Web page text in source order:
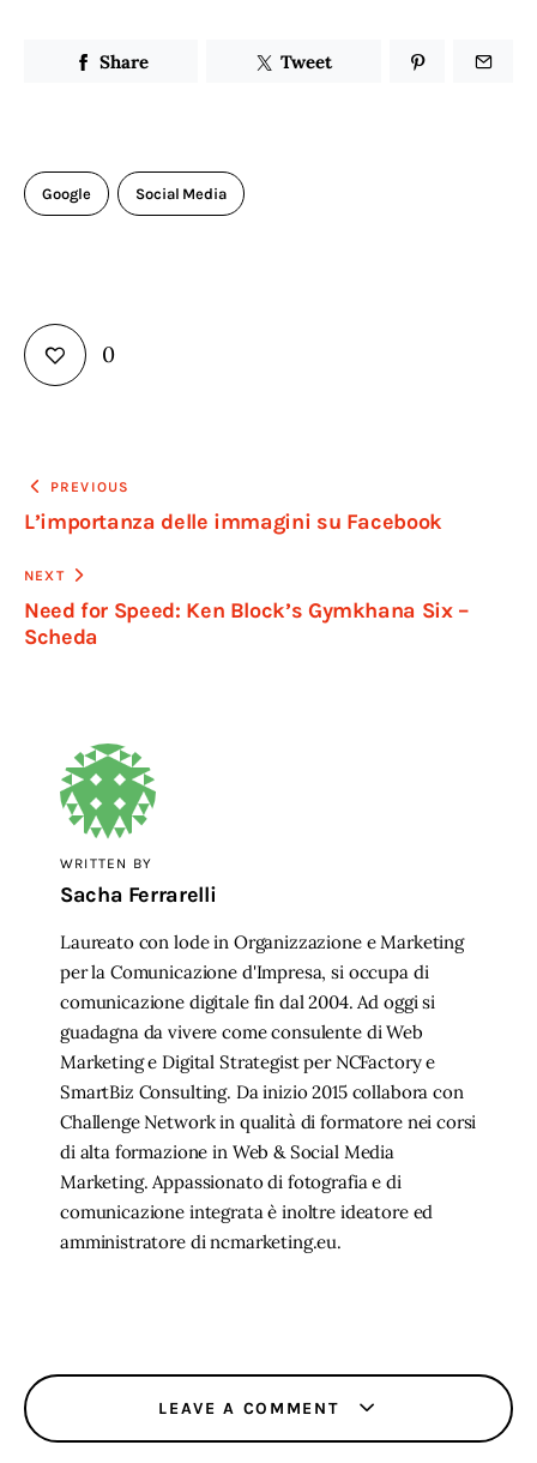
Share Tweet
Google Social Media
0
Navigazione
articoli
PREVIOUS
L’importanza delle immagini su Facebook
NEXT
Need for Speed: Ken Block’s Gymkhana Six –
Scheda
WRITTEN BY
Sacha Ferrarelli
Laureato con lode in Organizzazione e Marketing
per la Comunicazione d'Impresa, si occupa di
comunicazione digitale fin dal 2004. Ad oggi si
guadagna da vivere come consulente di Web
Marketing e Digital Strategist per NCFactory e
SmartBiz Consulting. Da inizio 2015 collabora con
Challenge Network in qualità di formatore nei corsi
di alta formazione in Web & Social Media
Marketing. Appassionato di fotografia e di
comunicazione integrata è inoltre ideatore ed
amministratore di ncmarketing.eu.
LEAVE A COMMENT